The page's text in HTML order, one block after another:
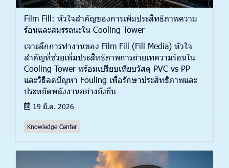
Film Fill: หัวใจสำคัญของการเพิ่มประสิทธิภาพความ
ร้อนและสมรรถนะใน Cooling Tower
เจาะลึกการทำงานของ Film Fill (Fill Media) หัวใจ
สำคัญที่ช่วยเพิ่มประสิทธิภาพการถ่ายเทความร้อนใน
Cooling Tower พร้อมเปรียบเทียบวัสดุ PVC vs PP
และวิธีลดปัญหา Fouling เพื่อรักษาประสิทธิภาพและ
ประหยัดพลังงานอย่างยั่งยืน
19 มี.ค. 2026
Knowledge Center